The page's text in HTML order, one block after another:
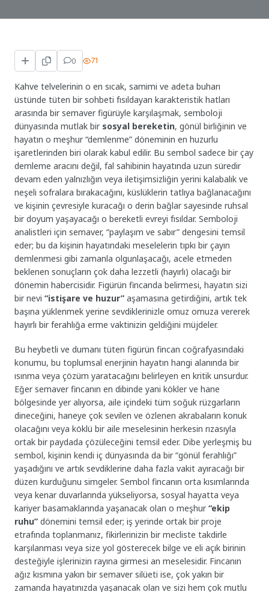
0 71
Kahve telvelerinin o en sıcak, samimi ve adeta buharı
üstünde tüten bir sohbeti fısıldayan karakteristik hatları
arasında bir semaver figürüyle karşılaşmak, semboloji
dünyasında mutlak bir sosyal bereketin, gönül birliğinin ve
hayatın o meşhur “demlenme” döneminin en huzurlu
işaretlerinden biri olarak kabul edilir. Bu sembol sadece bir çay
demleme aracını değil, fal sahibinin hayatında uzun süredir
devam eden yalnızlığın veya iletişimsizliğin yerini kalabalık ve
neşeli sofralara bırakacağını, küslüklerin tatlıya bağlanacağını
ve kişinin çevresiyle kuracağı o derin bağlar sayesinde ruhsal
bir doyum yaşayacağı o bereketli evreyi fısıldar. Semboloji
analistleri için semaver, “paylaşım ve sabır” dengesini temsil
eder; bu da kişinin hayatındaki meselelerin tıpkı bir çayın
demlenmesi gibi zamanla olgunlaşacağı, acele etmeden
beklenen sonuçların çok daha lezzetli (hayırlı) olacağı bir
dönemin habercisidir. Figürün fincanda belirmesi, hayatın sizi
bir nevi“istişare ve huzur” aşamasına getirdiğini, artık tek
başına yüklenmek yerine sevdiklerinizle omuz omuza vererek
hayırlı bir ferahlığa erme vaktinizin geldiğini müjdeler.
Bu heybetli ve dumanı tüten figürün fincan coğrafyasındaki
konumu, bu toplumsal enerjinin hayatın hangi alanında bir
ısınma veya çözüm yaratacağını belirleyen en kritik unsurdur.
Eğer semaver fincanın en dibinde yani kökler ve hane
bölgesinde yer alıyorsa, aile içindeki tüm soğuk rüzgarların
dineceğini, haneye çok sevilen ve özlenen akrabaların konuk
olacağını veya köklü bir aile meselesinin herkesin rızasıyla
ortak bir paydada çözüleceğini temsil eder. Dibe yerleşmiş bu
sembol, kişinin kendi iç dünyasında da bir “gönül ferahlığı”
yaşadığını ve artık sevdiklerine daha fazla vakit ayıracağı bir
düzen kurduğunu simgeler. Sembol fincanın orta kısımlarında
veya kenar duvarlarında yükseliyorsa, sosyal hayatta veya
kariyer basamaklarında yaşanacak olan o meşhur“ekip
ruhu” dönemini temsil eder; iş yerinde ortak bir proje
etrafında toplanmanız, fikirlerinizin bir mecliste takdirle
karşılanması veya size yol gösterecek bilge ve eli açık birinin
desteğiyle işlerinizin rayına girmesi an meselesidir. Fincanın
ağız kısmına yakın bir semaver silüeti ise, çok yakın bir
zamanda hayatınızda yaşanacak olan ve sizi hem çok mutlu